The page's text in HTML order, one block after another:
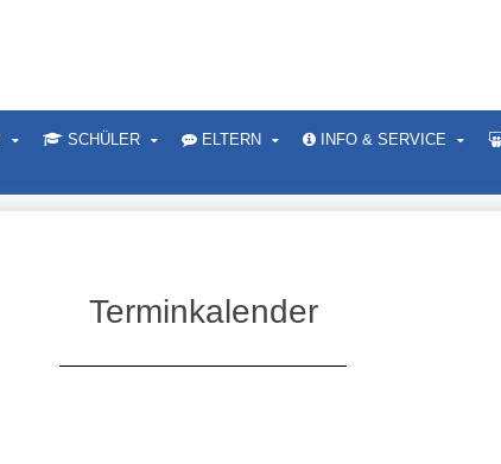
SCHÜLER ELTERN INFO & SERVICE
Terminkalender